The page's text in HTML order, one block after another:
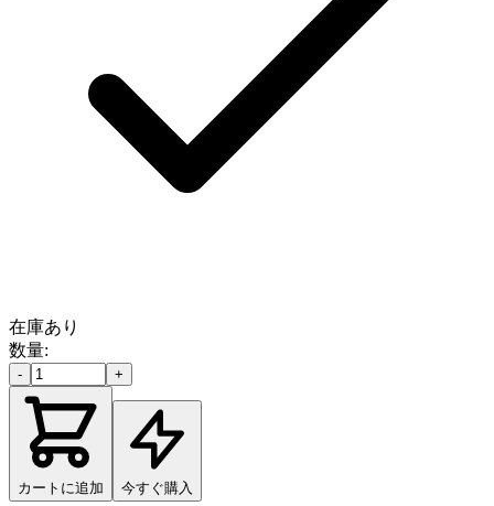
在庫あり
数量:
- +
カートに追加 今すぐ購入